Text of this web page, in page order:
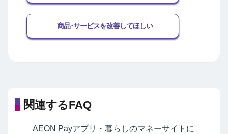
商品･サービスを改善してほしい
関連するFAQ
AEON Payアプリ・暮らしのマネーサイトに